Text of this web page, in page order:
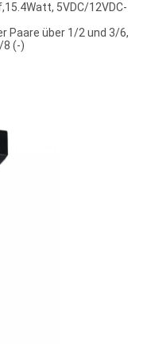
5VDC/12VDC-
Paare über 1/2 und 3/6,
8 (-)